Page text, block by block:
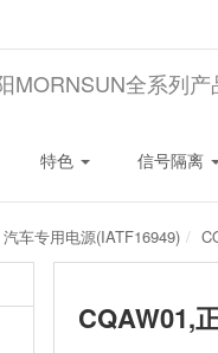
MORNSUN全系列
特色 信号隔离
汽车专用电源(IATF16949)
CQAW01,